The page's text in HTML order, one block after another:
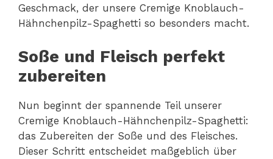
Geschmack, der unsere Cremige Knoblauch-
Hähnchenpilz-Spaghetti so besonders macht.
Soße und Fleisch perfekt
zubereiten
Nun beginnt der spannende Teil unserer
Cremige Knoblauch-Hähnchenpilz-Spaghetti:
das Zubereiten der Soße und des Fleisches.
Dieser Schritt entscheidet maßgeblich über